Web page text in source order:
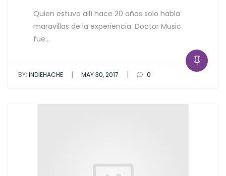
Quien estuvo allí hace 20 años solo habla
maravillas de la experiencia. Doctor Music
fue…
BY: INDIEHACHE | MAY 30, 2017 | 0